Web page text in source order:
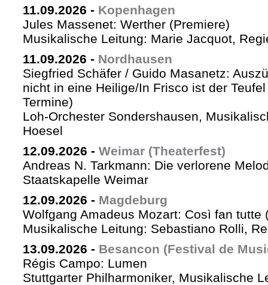
11.09.2026 - Kopenhagen
Jules Massenet: Werther (Premiere)
Musikalische Leitung: Marie Jacquot,
11.09.2026 - Nordhausen
Siegfried Schäfer / Guido Masanetz:
nicht in eine Heilige/In Frisco ist der
Termine)
Loh-Orchester Sondershausen,
Hoesel
12.09.2026 - Weimar (Theaterfest)
Andreas N. Tarkmann: Die verlorene
Staatskapelle Weimar
12.09.2026 - Magdeburg
Wolfgang Amadeus Mozart: Così fan tutte
Musikalische Leitung: Sebastiano Rolli,
13.09.2026 - Besancon (Festival de
Régis Campo: Lumen
Stuttgarter Philharmoniker, Musikalische